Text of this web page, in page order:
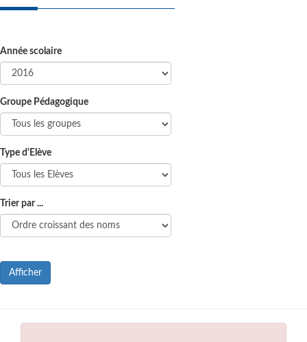
Année scolaire
Groupe Pédagogique
Type d'Elève
Trier par ...
Afficher